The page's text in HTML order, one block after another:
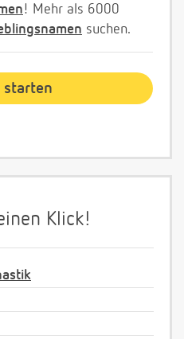
! Mehr als 6000
suchen.
Klick!